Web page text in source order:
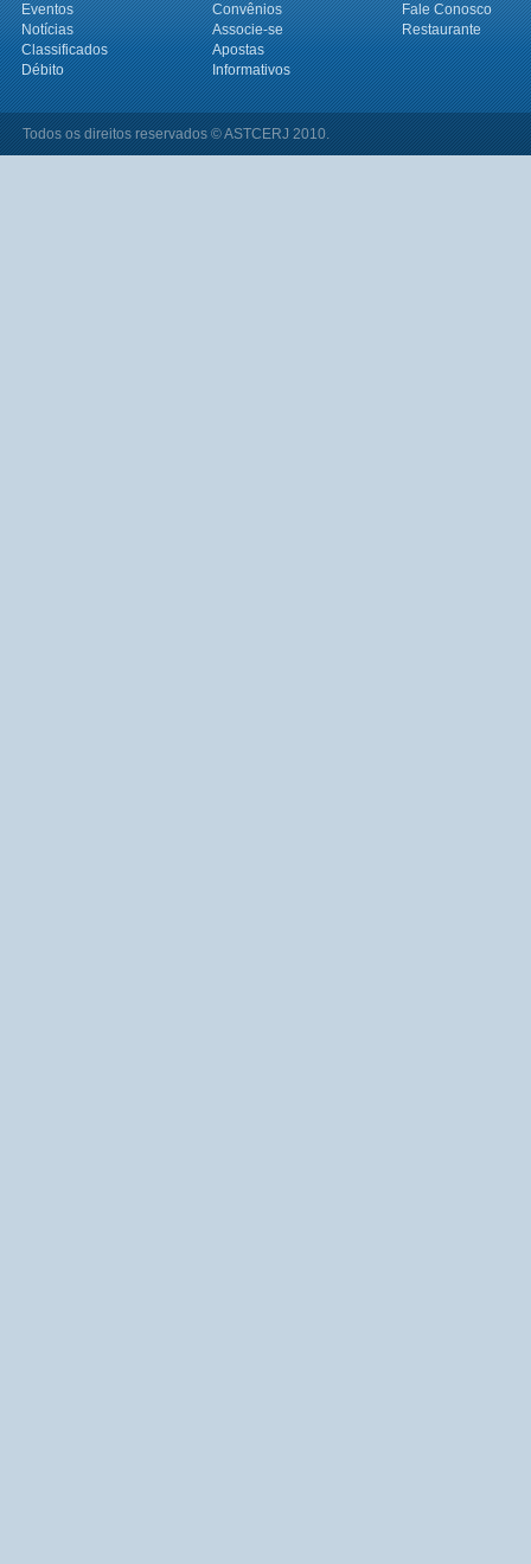
Eventos
Convênios
Fale Conosco
Notícias
Associe-se
Restaurante
Classificados
Apostas
Débito
Informativos
Todos os direitos reservados © ASTCERJ 2010.